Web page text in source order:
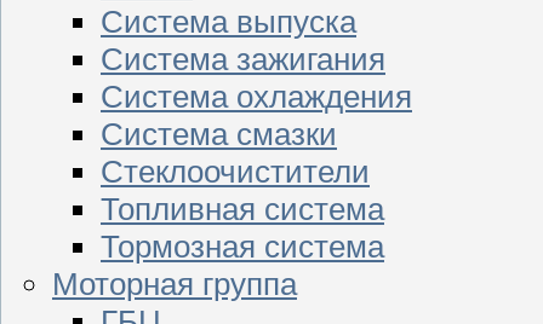
Система выпуска
Система зажигания
Система охлаждения
Система смазки
Стеклоочистители
Топливная система
Тормозная система
Моторная группа